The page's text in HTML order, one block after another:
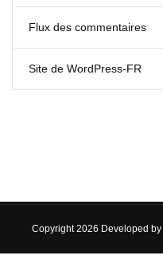
Flux des commentaires
Site de WordPress-FR
Copyright 2026 Developed by